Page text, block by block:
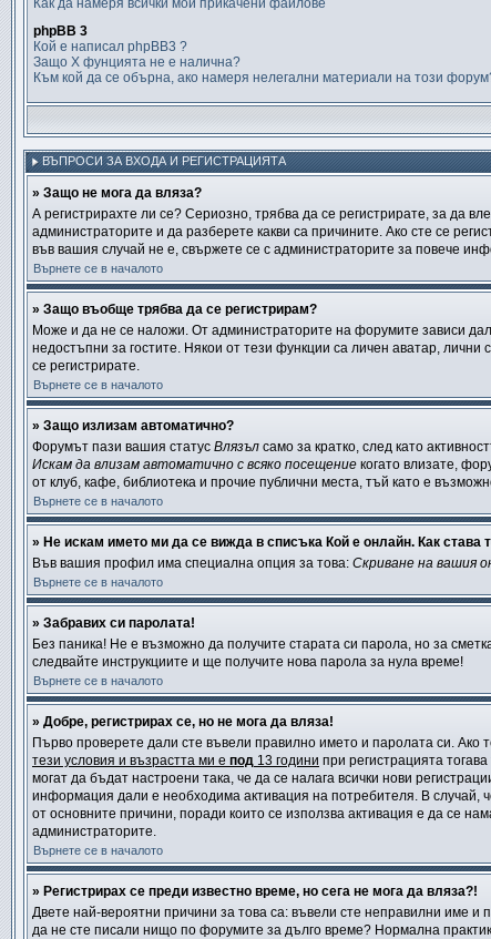
Как да намеря всички мой прикачени файлове
phpBB 3
Кой е написал phpBB3 ?
Защо X фунцията не е налична?
Към кой да се обърна, ако намеря нелегални материали на този
ВЪПРОСИ ЗА ВХОДА И РЕГИСТРАЦИЯТА
» Защо не мога да вляза?
А регистрирахте ли се? Сериозно, трябва да се регистрирате, за да
администраторите и да разберете какви са причините. Ако сте се
във вашия случай не е, свържете се с администраторите за повече
Върнете се в началото
» Защо въобще трябва да се регистрирам?
Може и да не се наложи. От администраторите на форумите зависи
недостъпни за гостите. Някои от тези функции са личен аватар,
се регистрирате.
Върнете се в началото
» Защо излизам автоматично?
Форумът пази вашия статус Влязъл само за кратко, след като
Искам да влизам автоматично с всяко посещение когато влизате,
от клуб, кафе, библиотека и прочие публични места, тъй като е
Върнете се в началото
» Не искам името ми да се вижда в списъка Кой е онлайн. Как става
Във вашия профил има специална опция за това: Скриване на вашия
Върнете се в началото
» Забравих си паролата!
Без паника! Не е възможно да получите старата си парола, но за
следвайте инструкциите и ще получите нова парола за нула време!
Върнете се в началото
» Добре, регистрирах се, но не мога да вляза!
Първо проверете дали сте въвели правилно името и паролата си. Ако
тези условия и възрастта ми е под 13 години при регистрацията
могат да бъдат настроени така, че да се налага всички нови
информация дали е необходима активация на потребителя. В случай,
от основните причини, поради които се използва активация е да се
администраторите.
Върнете се в началото
» Регистрирах се преди известно време, но сега не мога да вляза?!
Двете най-вероятни причини за това са: въвели сте неправилни име и
да не сте писали нищо по форумите за дълго време? Нормална